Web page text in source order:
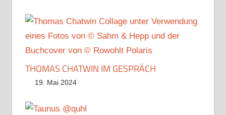
THOMAS CHATWIN IM GESPRÄCH
19. Mai 2024